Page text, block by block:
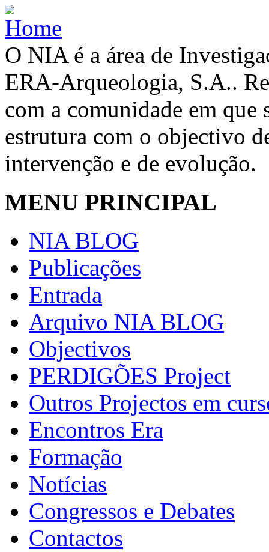
O NIA é a área de
ERA-Arqueologia, S.A..
com a comunidade em que
estrutura com o objectivo
intervenção e de evolução.
MENU PRINCIPAL
NIA BLOG
Publicações
Entrada
Arquivo NIA BLOG
Objectivos
PERDIGÕES Project
Outros Projectos em
Encontros Era
Formação
Notícias
Congressos e Debates
Contactos